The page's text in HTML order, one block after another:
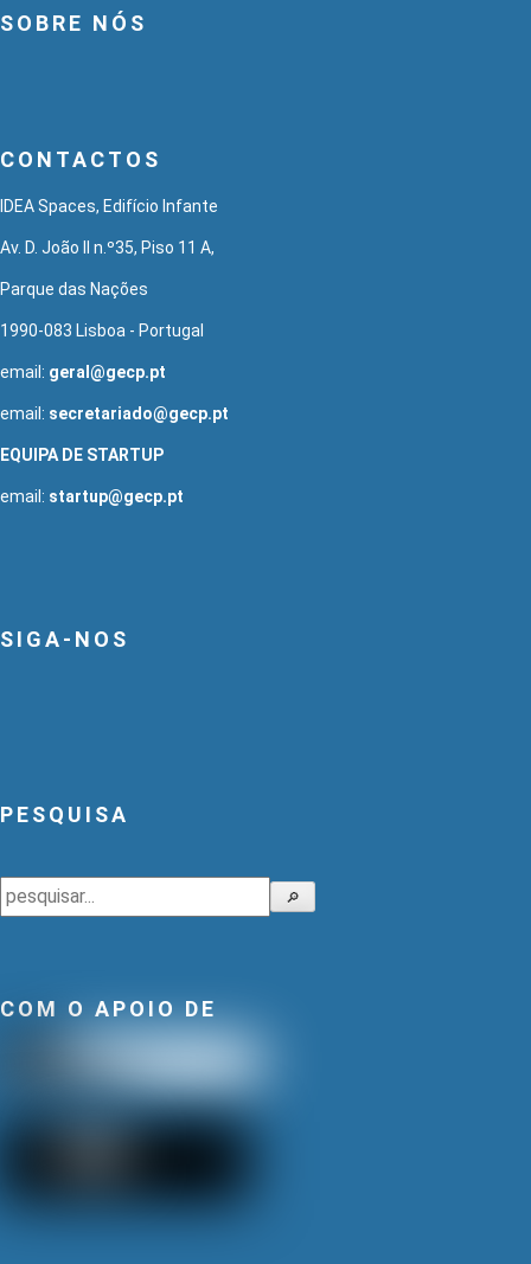
SOBRE NÓS
CONTACTOS
IDEA Spaces, Edifício Infante
Av. D. João II n.º35, Piso 11 A,
Parque das Nações
1990-083 Lisboa - Portugal
email: geral@gecp.pt
email: secretariado@gecp.pt
EQUIPA DE STARTUP
email: startup@gecp.pt
SIGA-NOS
PESQUISA
Pesquisar 🔎
COM O APOIO DE